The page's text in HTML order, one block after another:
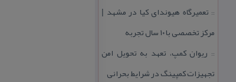
:: تعمیرگاه هیوندای كیا در مشهد |
مركز تخصصی با ۱۰ سال تجربه
:: ریوان كمپ، تعهد به تحویل امن
تجهیزات كمپینگ در شرایط بحرانی